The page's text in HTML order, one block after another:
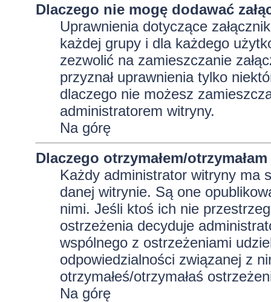
Dlaczego nie mogę dodawać
Uprawnienia dotyczące
każdej grupy i dla każdego
zezwolić na zamieszczanie
przyznał uprawnienia tylko
dlaczego nie możesz
administratorem witryny.
Na górę
Dlaczego otrzymałem/
Każdy administrator witryny ma
danej witrynie. Są one
nimi. Jeśli ktoś ich nie
ostrzeżenia decyduje
wspólnego z ostrzeżeniami
odpowiedzialności związanej z
otrzymałeś/otrzymałaś
Na górę